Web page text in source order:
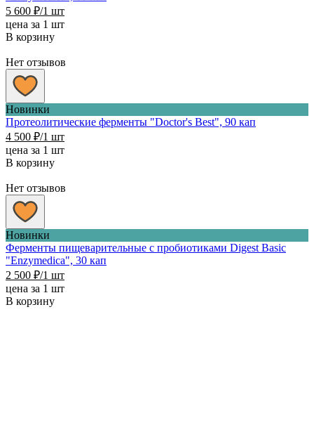
5 600 ₽/1 шт
цена за 1 шт
В корзину
Нет отзывов
Новинки
Протеолитические ферменты "Doctor's Best", 90 кап
4 500 ₽/1 шт
цена за 1 шт
В корзину
Нет отзывов
Новинки
Ферменты пищеварительные с пробиотиками Digest Basic
"Enzymedica", 30 кап
2 500 ₽/1 шт
цена за 1 шт
В корзину